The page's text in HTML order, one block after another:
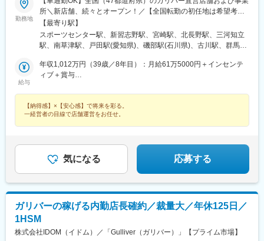
駅、亀田駅、備前西市駅、日向庄内駅、旭ケ丘駅(宮崎県)、荒川沖
駅、金上駅、竪堀駅、羽倉崎駅、小中野駅、石原駅(埼玉県)、置賜
駅、和泉中央駅、西那須野駅、北山形駅、安積永盛駅、西川口
駅、大元駅、八木崎駅、東葉勝田台駅、北大垣駅、太田駅(群馬
県)、南鳩ケ谷駅、首里駅、彦根駅、高崎問屋町駅、牧駅(大分
県)、泉外旭川駅、青山駅(岩手県)、船町駅、越前花堂駅、北上尾
駅、中百舌鳥駅、萩原駅(福岡県)、大和田駅(大阪府)、新豊田駅、
西諫早駅、春日井駅(中央本線)、梶栗郷台地駅、常陸多賀駅、下曽
駅、東酒田駅、美濃川合駅、香春駅、新栃木駅、加太駅(和歌山
県)、羽犬塚駅、下北駅、玉造温泉駅、川村駅、八代駅、今治駅、
駅、西大宮駅、新石切駅、朝倉駅前駅、赤塚駅、美濃青柳駅、居
能駅、運動公園前駅(愛知県)、平田駅(長野県)、高崎駅、東釧路
駅、藤枝駅、敦賀駅、川内駅(鹿児島県)、高茶屋駅、豊川駅、美園
駅、古島駅、八乙女駅、はなみずき通駅、勝田駅、新大宮駅、福
駅、須賀川駅、関屋駅(新潟県)、中津駅(大分県)、武雄温泉駅、大
村駅(長崎県)、西新発田駅、小松駅、虹ノ松原駅、御幸橋駅、新潟
駅、新栄町駅(福岡県)、八幡駅(福岡県)、春日原駅、東金井駅、中
勤務地
所＼新店舗、続々とオープン！／【全国転勤の初任地は希望考
慮】全国47都道府県のガリバー直営店および事業所（将来的に海
外勤務のチャンスもあり）※初期配属は相談可能！※受動喫煙対
策：あり※U・Iターン歓迎北海道東北（青森県・岩手県・宮城県・
玉県・茨城県・栃木県・群馬県）北陸・甲信越（富山県・石川
県・福井県・新潟県・山梨県・長野県）東海（愛知県・静岡県・
県・和歌山県）中国（広島県・岡山県・鳥取県・島根県・山口
県）四国（徳島県・香川県・愛媛県・高知県）九州（福岡県・熊
本県・佐賀県・長崎県・大分県・宮崎県・鹿児島県・沖縄県）
【最寄り駅】
スポーツセンター駅、新習志野駅、宮崎駅、北長野駅、三河知立
駅、南草津駅、戸田駅(愛知県)、磯部駅(石川県)、古川駅、群馬総
県)、豊川駅(大阪府)、木更津駅、東新庄駅、鶴田駅、南永山駅、
国見駅(宮城県)、尾上の松駅、てだこ浦西駅、本八戸駅、清水駅
駅、小針駅、橋本駅(福岡県)、笹木野駅、和歌山市駅、佐賀駅、西
若松駅、永山駅、小木津駅、土山駅、三島二日町駅、蛇田駅、附
県)、湯本駅、柏林台駅、古庄駅、東比恵駅、玉垣駅、塩釜口駅、
矢田駅(大阪府)、藤が丘駅(愛知県)、東福山駅、逢妻駅、六名駅、
山口駅(山口県)、宇和島駅、浦田駅(福岡県)、七尾駅、サンドーム
西駅、志布志駅、山ノ目駅、佐久平駅、宮町駅、宇部岬駅、南仙
台駅、磐田駅、南延岡駅、鳴海駅、三会駅、南松本駅、端野駅、
国分駅(鹿児島県)、花巻空港駅(東北本線)、鶴岡駅、河瀬駅、篠ノ
井駅、駒形駅、研究学園駅、下地駅、天竜川駅、二軒茶屋駅(鹿児
道線)、東姫路駅、岡本駅(栃木県)、秋田駅、三日市駅、焼津駅、
給与
年収1,012万円（39歳／8年目）：月給61万5000円＋インセンテ
ィブ＋賞与
ブ＋賞与
【納得感】×【安心感】で将来を彩る。
一経営者の目線で店舗運営をお任せ。
気になる 応募する
ガリバーの稼げる内勤店長確約／裁量大／年休125日／
1HSM
株式会社IDOM（イドム）／「Gulliver（ガリバー）」【プライム市場】